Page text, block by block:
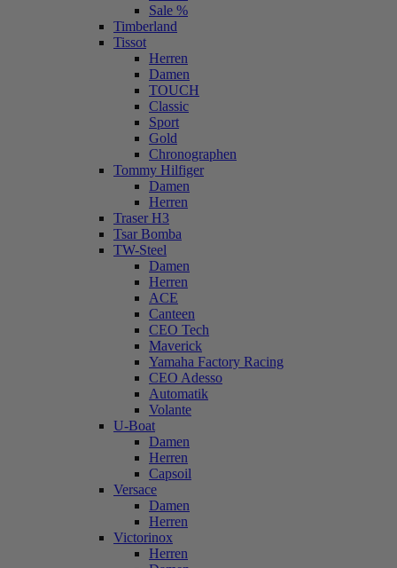
Sale %
Timberland
Tissot
Herren
Damen
TOUCH
Classic
Sport
Gold
Chronographen
Tommy Hilfiger
Damen
Herren
Traser H3
Tsar Bomba
TW-Steel
Damen
Herren
ACE
Canteen
CEO Tech
Maverick
Yamaha Factory Racing
CEO Adesso
Automatik
Volante
U-Boat
Damen
Herren
Capsoil
Versace
Damen
Herren
Victorinox
Herren